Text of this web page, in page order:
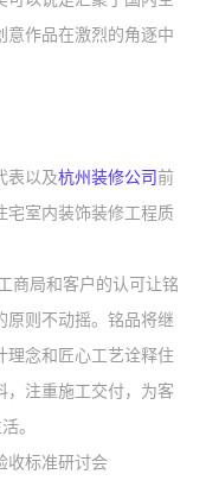
意作品在激烈的角逐中
以及杭州装修公司前
宅室内装饰装修工程质
局和客户的认可让铭
原则不动摇。铭品将继
理念和匠心工艺诠释住
，注重施工交付，为客
。